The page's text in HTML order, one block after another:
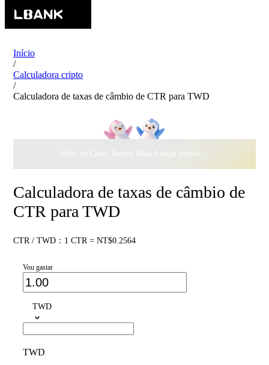
Início
/
Calculadora cripto
/
Calculadora de taxas de câmbio de CTR para TWD
Além do Gelo, Vamos Mais Longe Juntos ·$500.000
Calculadora de taxas de câmbio de
CTR para TWD
CTR / TWD：1 CTR = NT$0.2564
Vou gastar
TWD
TWD